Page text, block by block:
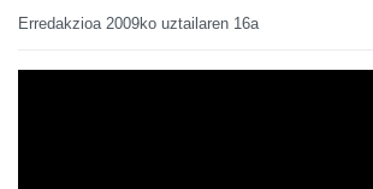
Erredakzioa 2009ko uztailaren 16a